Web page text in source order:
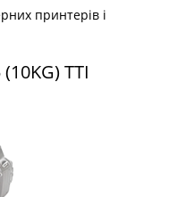
принтерів і
TTI